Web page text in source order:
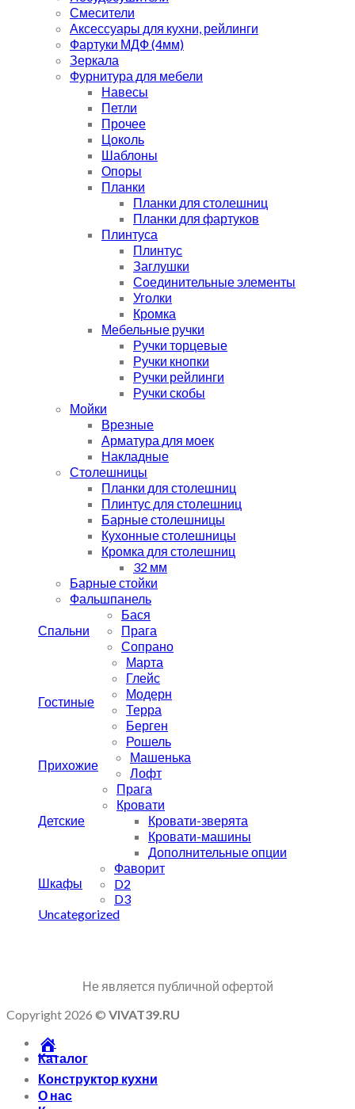
Смесители
Аксессуары для кухни, рейлинги
Фартуки МДФ (4мм)
Зеркала
Фурнитура для мебели
Навесы
Петли
Прочее
Цоколь
Шаблоны
Опоры
Планки
Планки для столешниц
Планки для фартуков
Плинтуса
Плинтус
Заглушки
Соединительные элементы
Уголки
Кромка
Мебельные ручки
Ручки торцевые
Ручки кнопки
Ручки рейлинги
Ручки скобы
Мойки
Врезные
Арматура для моек
Накладные
Столешницы
Планки для столешниц
Плинтус для столешниц
Барные столешницы
Кухонные столешницы
Кромка для столешниц
32 мм
Барные стойки
Фальшпанель
Спальни
Бася
Прага
Сопрано
Гостиные
Марта
Глейс
Модерн
Терра
Берген
Рошель
Прихожие
Машенька
Лофт
Детские
Прага
Кровати
Кровати-зверята
Кровати-машины
Дополнительные опции
Шкафы
Фаворит
D2
D3
Uncategorized
Не является публичной офертой
Copyright 2026 © VIVAT39.RU
Каталог
Конструктор кухни
О нас